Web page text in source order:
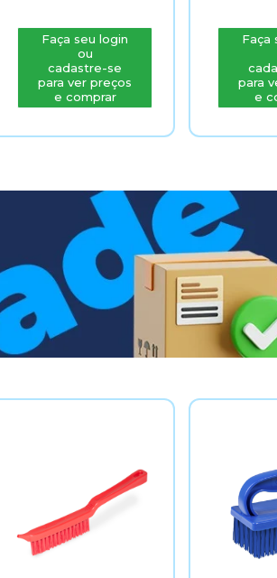
Faça seu login
ou
cadastre-se
para ver preços
e comprar
Faça
para
e